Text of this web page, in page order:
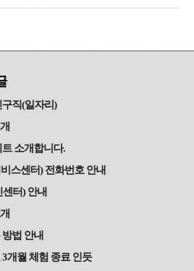
직(일자리)
소개합니다.
스센터) 전화번호 안내
터) 안내
법 안내
개월 체험 종료 인듯